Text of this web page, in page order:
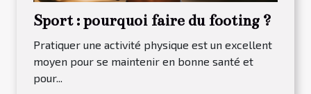
Sport : pourquoi faire du footing ?
Pratiquer une activité physique est un excellent
moyen pour se maintenir en bonne santé et
pour...